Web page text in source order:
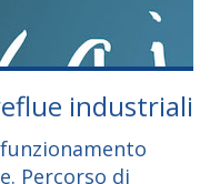
industriali
Percorso di